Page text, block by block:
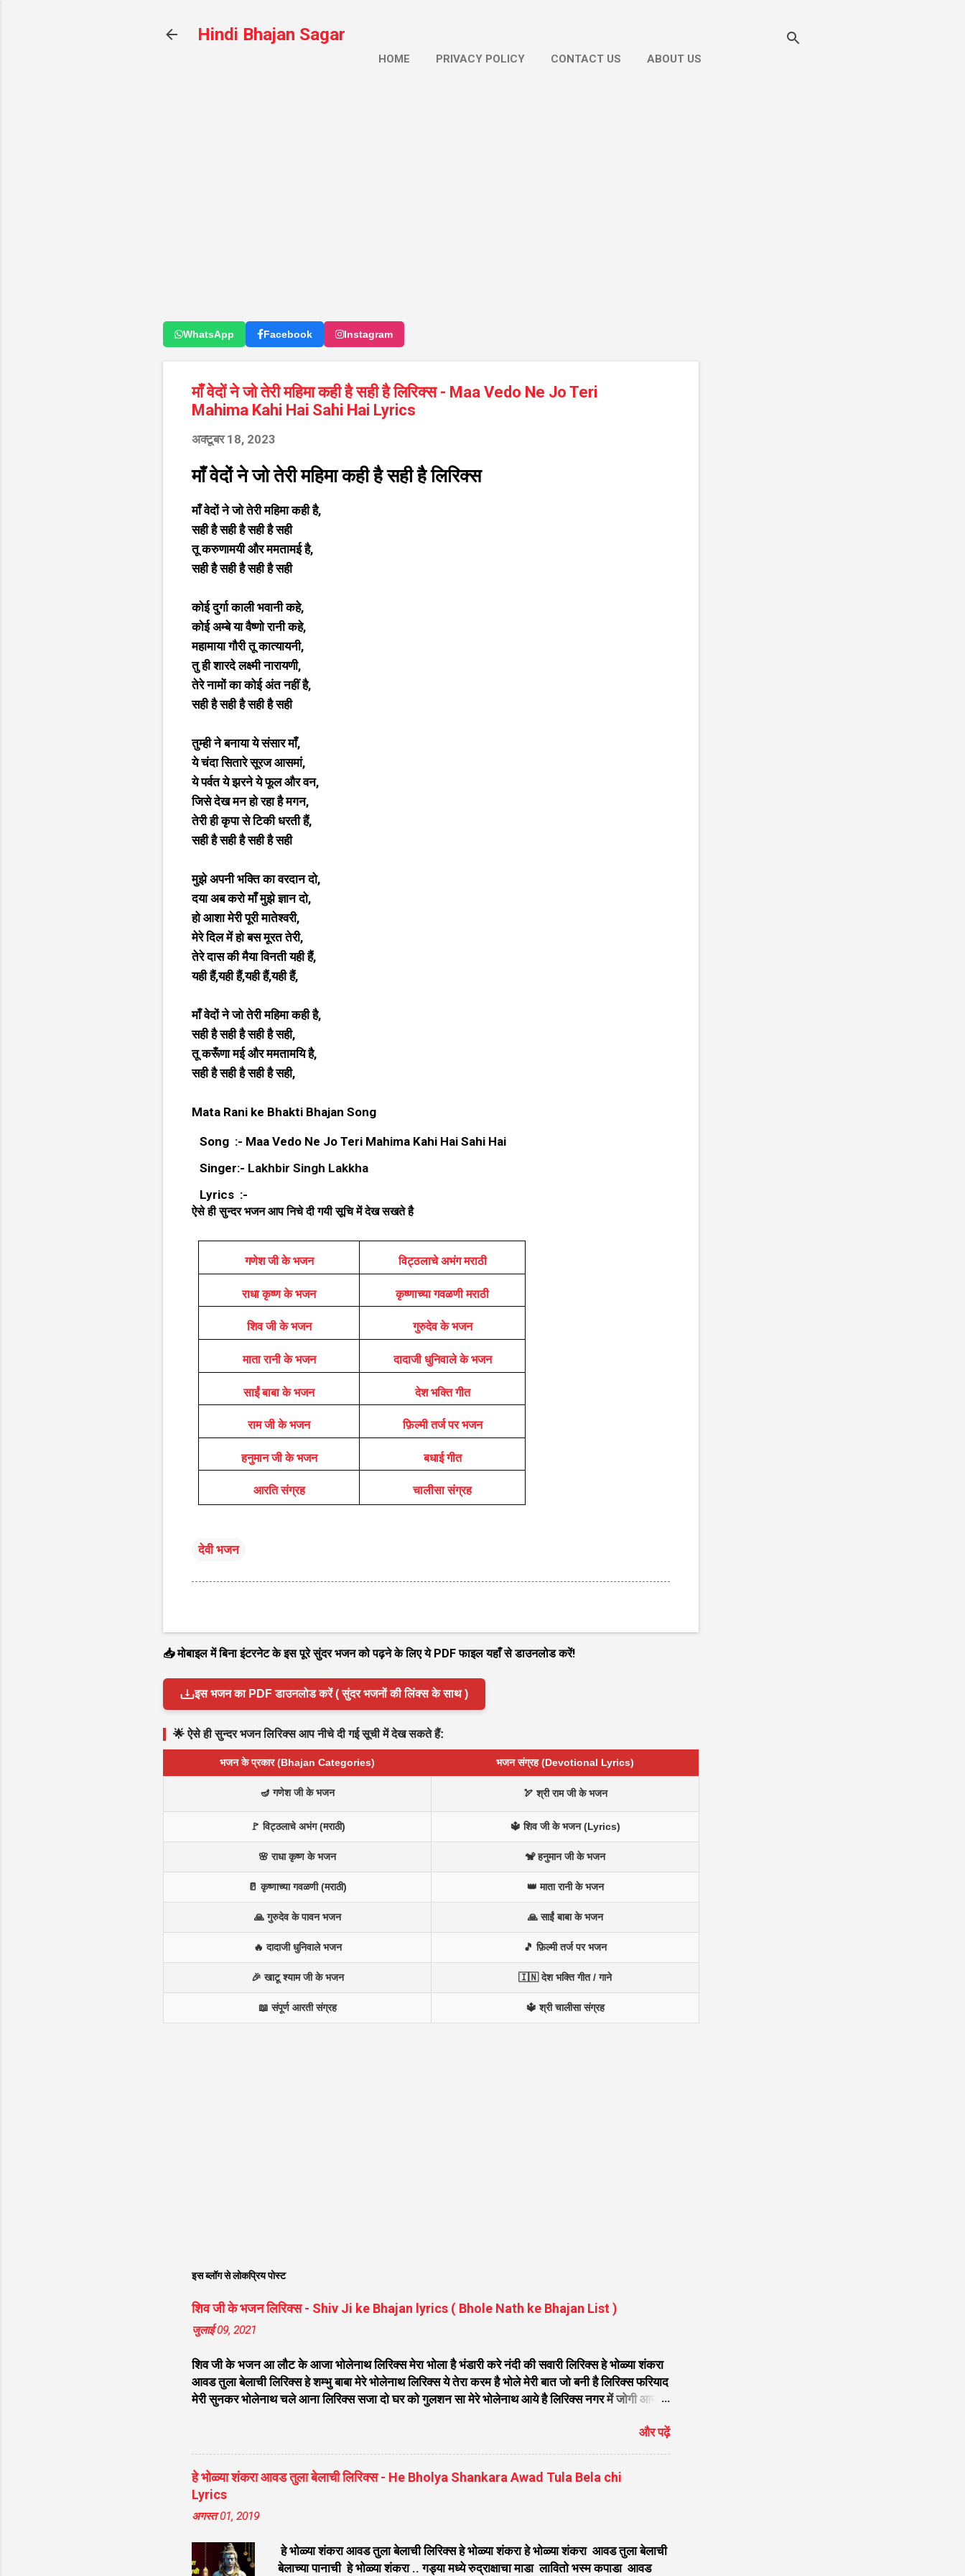
Hindi Bhajan Sagar
HOME PRIVACY POLICY CONTACT US ABOUT US
WhatsApp Facebook Instagram
माँ वेदों ने जो तेरी महिमा कही है सही है लिरिक्स - Maa Vedo Ne Jo Teri
Mahima Kahi Hai Sahi Hai Lyrics
अक्टूबर 18, 2023
माँ वेदों ने जो तेरी महिमा कही है सही है लिरिक्स
माँ वेदों ने जो तेरी महिमा कही है,
सही है सही है सही है सही
तू करुणामयी और ममतामई है,
सही है सही है सही है सही
कोई दुर्गा काली भवानी कहे,
कोई अम्बे या वैष्णो रानी कहे,
महामाया गौरी तू कात्यायनी,
तु ही शारदे लक्ष्मी नारायणी,
तेरे नामों का कोई अंत नहीं है,
सही है सही है सही है सही
तुम्ही ने बनाया ये संसार माँ,
ये चंदा सितारे सूरज आसमां,
ये पर्वत ये झरने ये फूल और वन,
जिसे देख मन हो रहा है मगन,
तेरी ही कृपा से टिकी धरती हैं,
सही है सही है सही है सही
मुझे अपनी भक्ति का वरदान दो,
दया अब करो माँ मुझे ज्ञान दो,
हो आशा मेरी पूरी मातेश्वरी,
मेरे दिल में हो बस मूरत तेरी,
तेरे दास की मैया विनती यही हैं,
यही हैं,यही हैं,यही हैं,यही हैं,
माँ वेदों ने जो तेरी महिमा कही है,
सही है सही है सही है सही,
तू करूँणा मई और ममतामयि है,
सही है सही है सही है सही,
Mata Rani ke Bhakti Bhajan Song
Song :- Maa Vedo Ne Jo Teri Mahima Kahi Hai Sahi Hai
Singer:- Lakhbir Singh Lakkha
Lyrics :-
ऐसे ही सुन्दर भजन आप निचे दी गयी सूचि में देख सखते है
गणेश जी के भजन विट्ठलाचे अभंग मराठी
राधा कृष्ण के भजन कृष्णाच्या गवळणी मराठी
शिव जी के भजन गुरुदेव के भजन
माता रानी के भजन दादाजी धुनिवाले के भजन
साईं बाबा के भजन देश भक्ति गीत
राम जी के भजन फ़िल्मी तर्ज पर भजन
हनुमान जी के भजन बधाई गीत
आरति संग्रह चालीसा संग्रह
देवी भजन
📥 मोबाइल में बिना इंटरनेट के इस पूरे सुंदर भजन को पढ़ने के लिए ये PDF फाइल यहाँ से डाउनलोड करें!
इस भजन का PDF डाउनलोड करें ( सुंदर भजनों की लिंक्स के साथ )
🌟 ऐसे ही सुन्दर भजन लिरिक्स आप नीचे दी गई सूची में देख सकते हैं:
भजन के प्रकार (Bhajan Categories) भजन संग्रह (Devotional Lyrics)
🪔 गणेश जी के भजन 🏹 श्री राम जी के भजन
🚩 विट्ठलाचे अभंग (मराठी) 🔱 शिव जी के भजन (Lyrics)
🌸 राधा कृष्ण के भजन 🐒 हनुमान जी के भजन
🥛 कृष्णाच्या गवळणी (मराठी) 👑 माता रानी के भजन
🙏 गुरुदेव के पावन भजन 🙏 साईं बाबा के भजन
🔥 दादाजी धुनिवाले भजन 🎵 फ़िल्मी तर्ज पर भजन
🎉 खाटू श्याम जी के भजन 🇮🇳 देश भक्ति गीत / गाने
📖 संपूर्ण आरती संग्रह 🔱 श्री चालीसा संग्रह
इस ब्लॉग से लोकप्रिय पोस्ट
शिव जी के भजन लिरिक्स - Shiv Ji ke Bhajan lyrics ( Bhole Nath ke Bhajan List )
जुलाई 09, 2021
शिव जी के भजन आ लौट के आजा भोलेनाथ लिरिक्स मेरा भोला है भंडारी करे नंदी की सवारी लिरिक्स हे भोळ्या शंकरा
आवड तुला बेलाची लिरिक्स हे शम्भु बाबा मेरे भोलेनाथ लिरिक्स ये तेरा करम है भोले मेरी बात जो बनी है लिरिक्स फरियाद
मेरी सुनकर भोलेनाथ चले आना लिरिक्स सजा दो घर को गुलशन सा मेरे भोलेनाथ आये है लिरिक्स नगर में जोगी आया
लिरिक्स डम डम डमरू बजाना होगा भोले मेरी कुटिया में आना होगा लिरिक्स मेरे भोले से भोले बाबा लिरिक्स भोलेनाथ का
चेला लिरिक्स भोले चेला बना लेना लिरिक्स सिर पे विराजे गंगा की धार लिरिक्स महादेवा - Mahadeva Hansraj
Raghuwanshi लिरिक्स मन मेरा मंदिर शिव मेरी पूजा लिरिक्स शिव शंकर को जिसने पूजा लिरिक्स ऐसा डमरू बजाया
भोलेनाथ ने लिरिक्स शिव शंकर औघड दानी बम भोला लिरिक्स शिव कैलाशों के वासी शंकर संकट हरना लि...
और पढ़ें
हे भोळ्या शंकरा आवड तुला बेलाची लिरिक्स - He Bholya Shankara Awad Tula Bela chi
Lyrics
अगस्त 01, 2019
हे भोळ्या शंकरा आवड तुला बेलाची लिरिक्स हे भोळ्या शंकरा हे भोळ्या शंकरा आवड तुला बेलाची
बेलाच्या पानाची हे भोळ्या शंकरा .. गड्या मध्ये रुद्राक्षाचा माडा लावितो भस्म कपाडा आवड